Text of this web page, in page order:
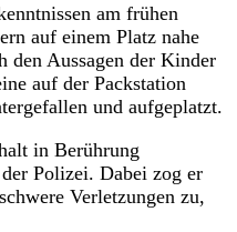
am frühen
auf einem Platz nahe
den Aussagen der Kinder
auf der Packstation
und aufgeplatzt.
in Berührung
Polizei. Dabei zog er
Verletzungen zu,